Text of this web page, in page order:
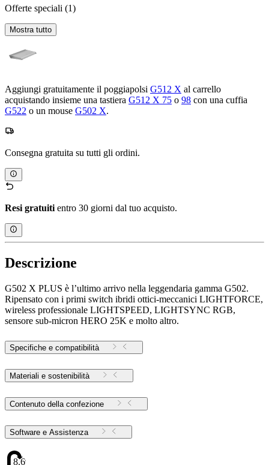
Offerte speciali (1)
Mostra tutto
Aggiungi gratuitamente il poggiapolsi G512 X al carrello
acquistando insieme una tastiera G512 X 75 o 98 con una cuffia
G522 o un mouse G502 X.
Consegna gratuita su tutti gli ordini.
Resi gratuitientro 30 giorni dal tuo acquisto.
Descrizione
G502 X PLUS è l’ultimo arrivo nella leggendaria gamma G502.
Ripensato con i primi switch ibridi ottici-meccanici LIGHTFORCE,
wireless professionale LIGHTSPEED, LIGHTSYNC RGB,
sensore sub-micron HERO 25K e molto altro.
Specifiche e compatibilità
Materiali e sostenibilità
Contenuto della confezione
Software e Assistenza
8.69